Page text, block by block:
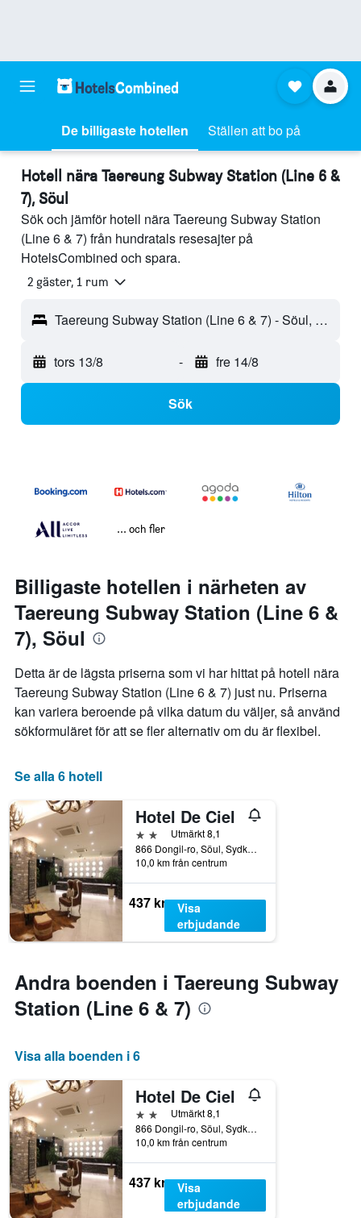
De billigaste hotellen Ställen att bo på
Hotell nära Taereung Subway Station (Line 6 &
7), Söul
Sök och jämför hotell nära Taereung Subway Station
(Line 6 & 7) från hundratals resesajter på
HotelsCombined och spara.
2 gäster, 1 rum
Taereung Subway Station (Line 6 & 7) - Söul, Sydkorea
tors 13/8 - fre 14/8
Sök
... och fler
Billigaste hotellen i närheten av
Taereung Subway Station (Line 6 &
7), Söul
Detta är de lägsta priserna som vi har hittat på hotell nära
Taereung Subway Station (Line 6 & 7) just nu. Priserna
kan variera beroende på vilka datum du väljer, så använd
sökformuläret för att se fler alternativ om du är flexibel.
Se alla 6 hotell
Hotel De Ciel
2 stjärnorUtmärkt 8,1
866 Dongil-ro, Söul, Sydkorea
10,0 km från centrum
437 kr
Visa
erbjudande
Andra boenden i Taereung Subway
Station (Line 6 & 7)
Visa alla boenden i 6
Hotel De Ciel
2 stjärnorUtmärkt 8,1
866 Dongil-ro, Söul, Sydkorea
10,0 km från centrum
437 kr
Visa
erbjudande